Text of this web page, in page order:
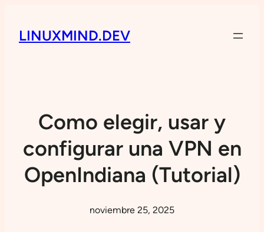
LINUXMIND.DEV
Como elegir, usar y
configurar una VPN en
OpenIndiana (Tutorial)
noviembre 25, 2025